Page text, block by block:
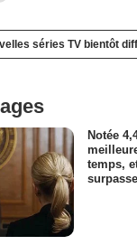
séries TV bientôt
Notée
temps,